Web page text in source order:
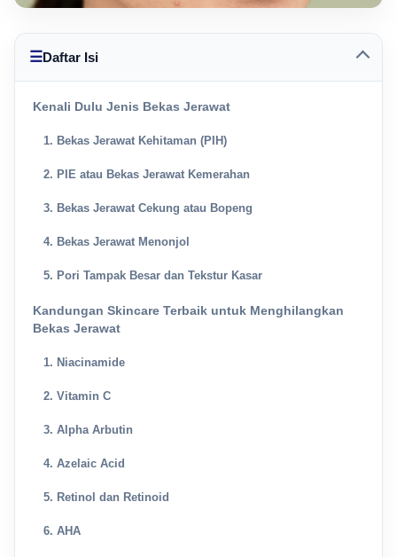
☰Daftar Isi
Kenali Dulu Jenis Bekas Jerawat
1. Bekas Jerawat Kehitaman (PIH)
2. PIE atau Bekas Jerawat Kemerahan
3. Bekas Jerawat Cekung atau Bopeng
4. Bekas Jerawat Menonjol
5. Pori Tampak Besar dan Tekstur Kasar
Kandungan Skincare Terbaik untuk Menghilangkan
Bekas Jerawat
1. Niacinamide
2. Vitamin C
3. Alpha Arbutin
4. Azelaic Acid
5. Retinol dan Retinoid
6. AHA